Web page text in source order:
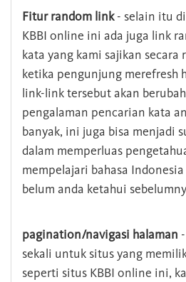
Fitur random link- selain itu
KBBI online ini ada juga link
kata yang kami sajikan secara
ketika pengunjung merefresh
link-link tersebut akan
pengalaman pencarian kata
banyak, ini juga bisa menjadi
dalam memperluas
mempelajari bahasa
belum anda ketahui
pagination/navigasi halaman
sekali untuk situs yang
seperti situs KBBI online ini,